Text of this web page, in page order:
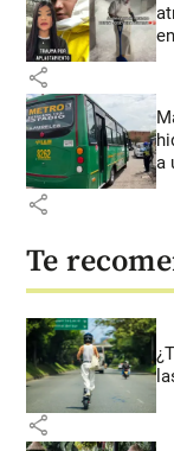
share
a
share
Te
share